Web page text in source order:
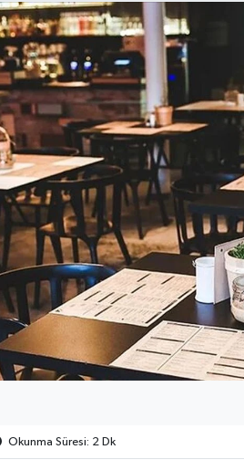
Okunma Süresi: 2 Dk